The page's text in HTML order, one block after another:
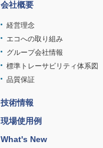
会社概要
経営理念
エコへの取り組み
グループ会社情報
標準トレーサビリティ体系図
品質保証
技術情報
現場使用例
What's New